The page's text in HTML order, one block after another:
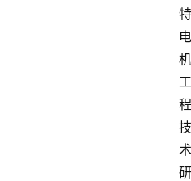
特
电
机
工
程
技
术
研